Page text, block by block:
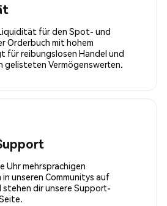
für den Spot- und
Orderbuch mit hohem
für reibungslosen Handel und
gelisteten Vermögenswerten.
Uhr mehrsprachigen
unseren Communitys auf
stehen dir unsere Support-